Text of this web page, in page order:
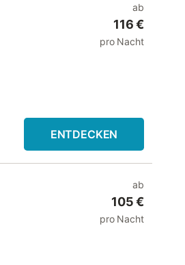
ab
116 €
pro Nacht
ENTDECKEN
ab
105 €
pro Nacht